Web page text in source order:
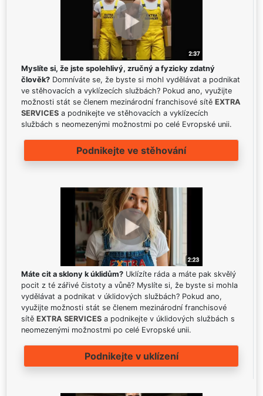
Myslíte si, že jste spolehlivý, zručný a fyzicky zdatný
člověk? Domníváte se, že byste si mohl vydělávat a podnikat
ve stěhovacích a vyklízecích službách? Pokud ano, využijte
možnosti stát se členem mezinárodní franchisové sítě EXTRA
SERVICES a podnikejte ve stěhovacích a vyklízecích
službách s neomezenými možnostmi po celé Evropské unii.
Podnikejte ve stěhování
Máte cit a sklony k úklidům? Uklízíte ráda a máte pak skvělý
pocit z té zářivé čistoty a vůně? Myslíte si, že byste si mohla
vydělávat a podnikat v úklidových službách? Pokud ano,
využijte možnosti stát se členem mezinárodní franchisové
sítě EXTRA SERVICES a podnikejte v úklidových službách s
neomezenými možnostmi po celé Evropské unii.
Podnikejte v uklízení